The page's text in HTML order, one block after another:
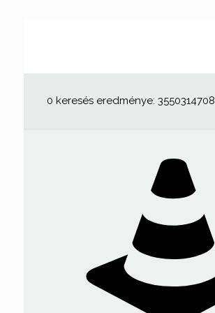
0 keresés eredménye: 3550314708